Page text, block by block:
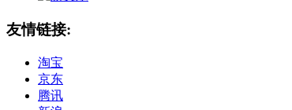
友情链接:
淘宝
京东
腾讯